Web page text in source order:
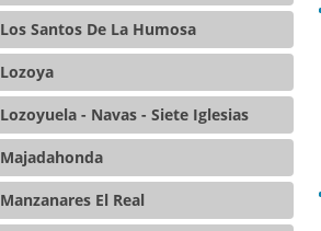
Los Santos De La Humosa
Lozoya
Lozoyuela - Navas - Siete Iglesias
Majadahonda
Manzanares El Real